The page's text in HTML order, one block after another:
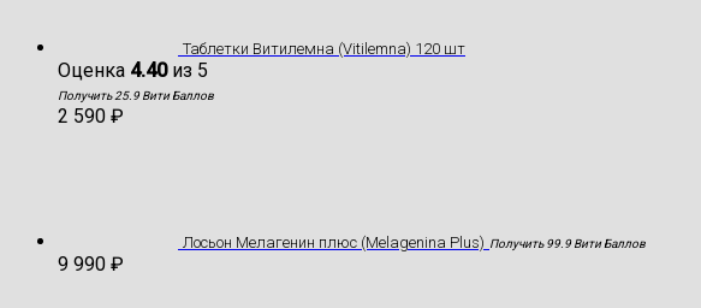
Таблетки Витилемна (Vitilemna) 120 шт
Оценка 4.40из 5
Получить 25.9 Вити Баллов
2 590 ₽
Лосьон Мелагенин плюс (Melagenina Plus) Получить 99.9 Вити Баллов
9 990 ₽